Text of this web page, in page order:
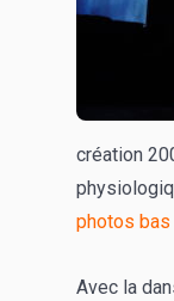
création
photos
Avec la